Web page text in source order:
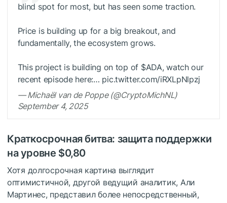
blind spot for most, but has seen some traction.
Price is building up for a big breakout, and
fundamentally, the ecosystem grows.
This project is building on top of $ADA, watch our
recent episode here:… pic.twitter.com/iRXLpNlpzj
— Michaël van de Poppe (@CryptoMichNL)
September 4, 2025
Краткосрочная битва: защита поддержки
на уровне $0,80
Хотя долгосрочная картина выглядит
оптимистичной, другой ведущий аналитик, Али
Мартинес, представил более непосредственный,